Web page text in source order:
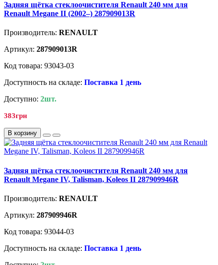
Задняя щётка стеклоочистителя Renault 240 мм для
Renault Megane II (2002–) 287909013R
Производитель: RENAULT
Артикул: 287909013R
Код товара: 93043-03
Доступность на складе: Поставка 1 день
Доступно: 2шт.
383грн
В корзину
Задняя щётка стеклоочистителя Renault 240 мм для
Renault Megane IV, Talisman, Koleos II 287909946R
Производитель: RENAULT
Артикул: 287909946R
Код товара: 93044-03
Доступность на складе: Поставка 1 день